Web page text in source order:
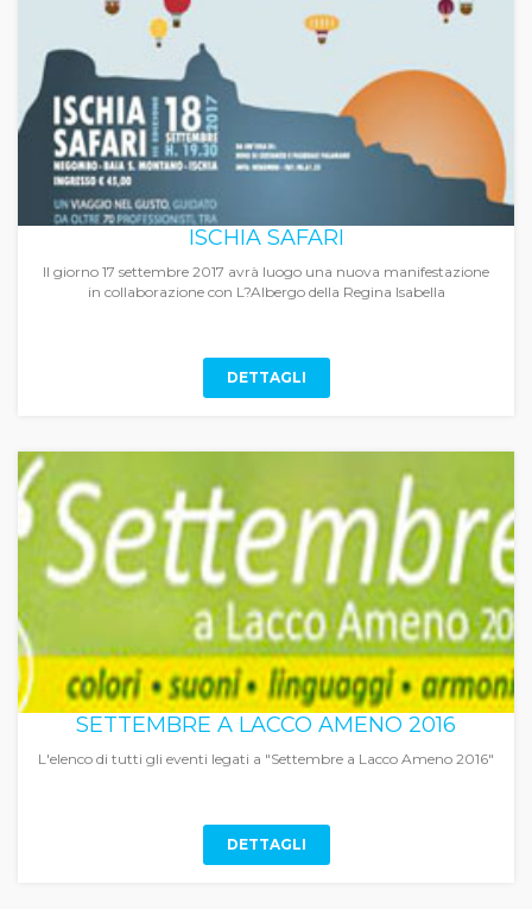
ISCHIA SAFARI
Il giorno 17 settembre 2017 avrà luogo una nuova manifestazione
in collaborazione con L?Albergo della Regina Isabella
DETTAGLI
SETTEMBRE A LACCO AMENO 2016
L'elenco di tutti gli eventi legati a "Settembre a Lacco Ameno 2016"
DETTAGLI